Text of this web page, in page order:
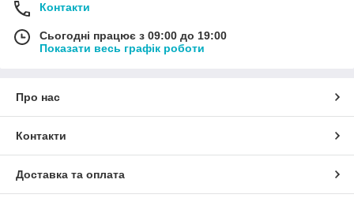
Контакти
Сьогодні працює з 09:00 до 19:00
Показати весь графік роботи
Про нас
Контакти
Доставка та оплата